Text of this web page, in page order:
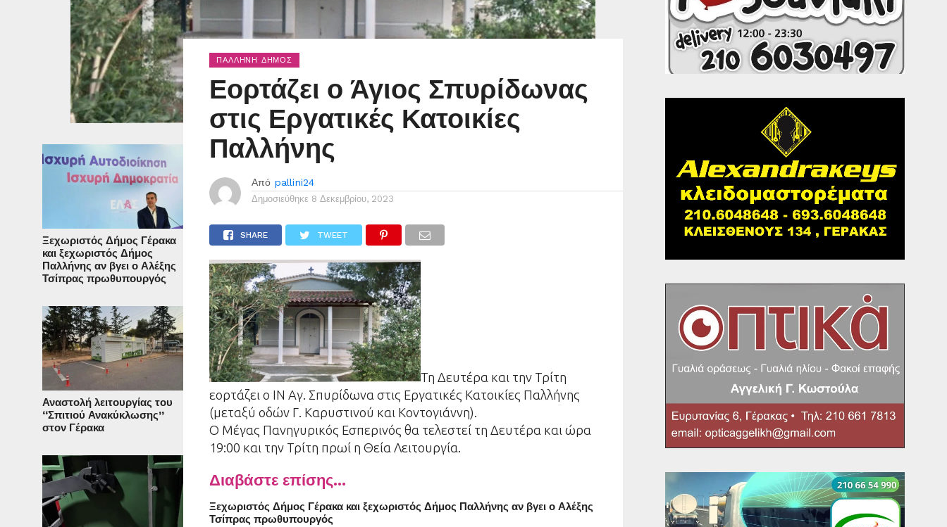
Ξεχωριστός Δήμος Γέρακα
και ξεχωριστός Δήμος
Παλλήνης αν βγει ο Αλέξης
Τσίπρας πρωθυπουργός
Αναστολή λειτουργίας του
“Σπιτιού Ανακύκλωσης”
στον Γέρακα
ΠΑΛΛΉΝΗ ΔΉΜΟΣ
Εορτάζει ο Άγιος Σπυρίδωνας
στις Εργατικές Κατοικίες
Παλλήνης
Από pallini24
Δημοσιεύθηκε 8 Δεκεμβρίου, 2023
SHARE TWEET
Τη Δευτέρα και την Τρίτη
εορτάζει ο ΙΝ Αγ. Σπυρίδωνα στις Εργατικές Κατοικίες Παλλήνης
(μεταξύ οδών Γ. Καρυστινού και Κοντογιάννη).
Ο Μέγας Πανηγυρικός Εσπερινός θα τελεστεί τη Δευτέρα και ώρα
19:00 και την Τρίτη πρωί η Θεία Λειτουργία.
Διαβάστε επίσης...
Ξεχωριστός Δήμος Γέρακα και ξεχωριστός Δήμος Παλλήνης αν βγει ο Αλέξης
Τσίπρας πρωθυπουργός